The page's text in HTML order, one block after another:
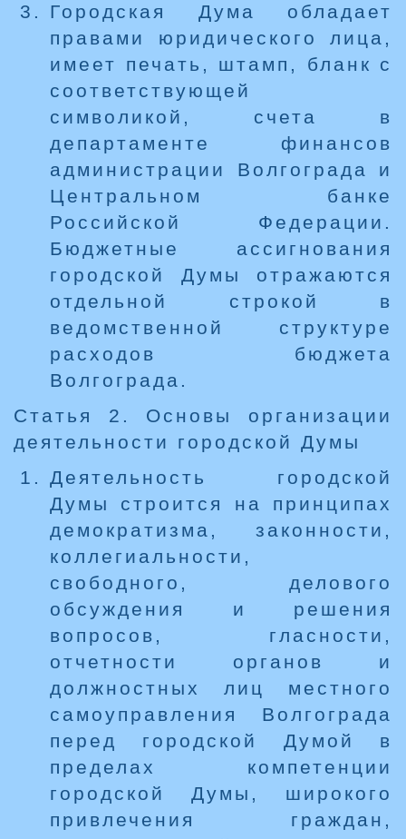
Городская Дума обладает
правами юридического лица,
имеет печать, штамп, бланк с
соответствующей
символикой, счета в
департаменте финансов
администрации Волгограда и
Центральном банке
Российской Федерации.
Бюджетные ассигнования
городской Думы отражаются
отдельной строкой в
ведомственной структуре
расходов бюджета
Волгограда.
Статья 2. Основы организации
деятельности городской Думы
Деятельность городской
Думы строится на принципах
демократизма, законности,
коллегиальности,
свободного, делового
обсуждения и решения
вопросов, гласности,
отчетности органов и
должностных лиц местного
самоуправления Волгограда
перед городской Думой в
пределах компетенции
городской Думы, широкого
привлечения граждан,